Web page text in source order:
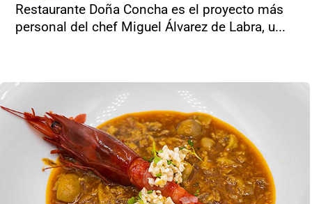
Restaurante Doña Concha es el proyecto más
personal del chef Miguel Álvarez de Labra, u...